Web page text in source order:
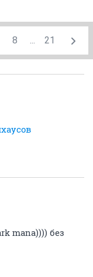
8 ... 21
mana)))) без